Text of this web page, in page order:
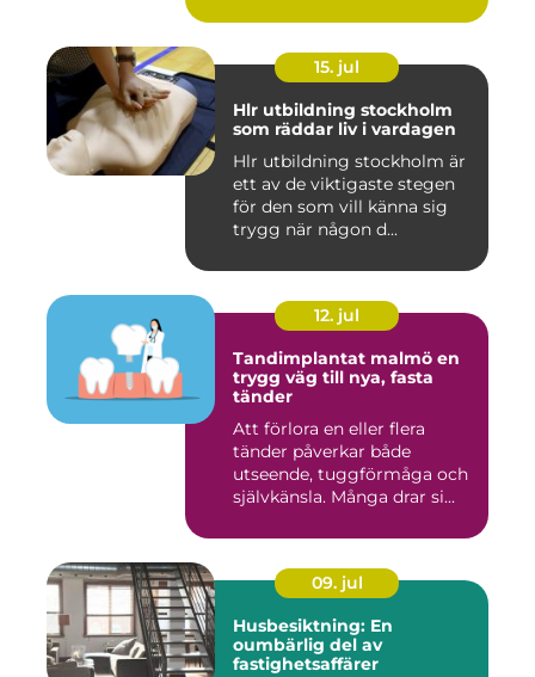
15. jul
Hlr utbildning stockholm
som räddar liv i vardagen
Hlr utbildning stockholm är
ett av de viktigaste stegen
för den som vill känna sig
trygg när någon d...
12. jul
Tandimplantat malmö en
trygg väg till nya, fasta
tänder
Att förlora en eller flera
tänder påverkar både
utseende, tuggförmåga och
självkänsla. Många drar si...
09. jul
Husbesiktning: En
oumbärlig del av
fastighetsaffärer